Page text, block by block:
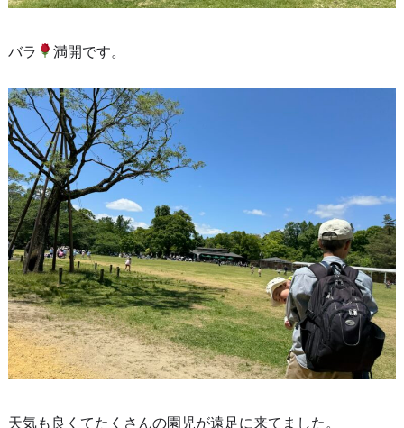
バラ 満開です。
天気も良くてたくさんの園児が遠足に来てました。